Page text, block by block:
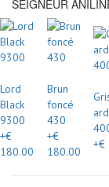
SEIGNEUR
Lord
Black
9300
+€
180.00
Brun
foncé
430
+€
180.00
+€